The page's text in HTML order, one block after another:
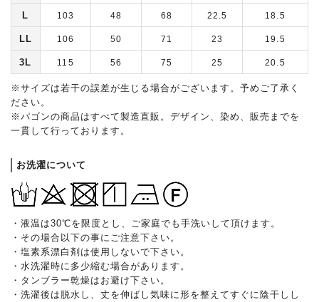
L 103 48 68 22.5 18.5
LL 106 50 71 23 19.5
3L 115 56 75 25 20.5
※サイズは若干の誤差が生じる場合がございます。予めご了承く
ださい。
※パゴンの商品はすべて製造直販。デザイン、染め、販売までを
一貫して行っております。
お洗濯について
・液温は30℃を限度とし、ご家庭でも手洗いして頂けます。
・その場合以下の事にご注意下さい。
・塩素系漂白剤は使用しないで下さい。
・水洗濯時に多少縮む場合があります。
・タンブラー乾燥はお避け下さい。
・洗濯後は脱水し、丈を伸ばし気味に形を整えてすぐに陰干しし